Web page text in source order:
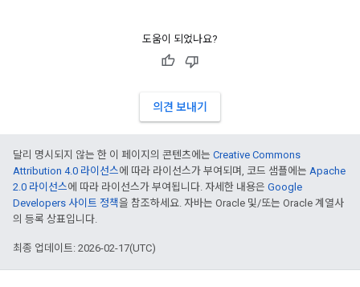
도움이 되었나요?
의견 보내기
달리 명시되지 않는 한 이 페이지의 콘텐츠에는 Creative Commons
Attribution 4.0 라이선스에 따라 라이선스가 부여되며, 코드 샘플에는 Apache
2.0 라이선스에 따라 라이선스가 부여됩니다. 자세한 내용은 Google
Developers 사이트 정책을 참조하세요. 자바는 Oracle 및/또는 Oracle 계열사
의 등록 상표입니다.
최종 업데이트: 2026-02-17(UTC)